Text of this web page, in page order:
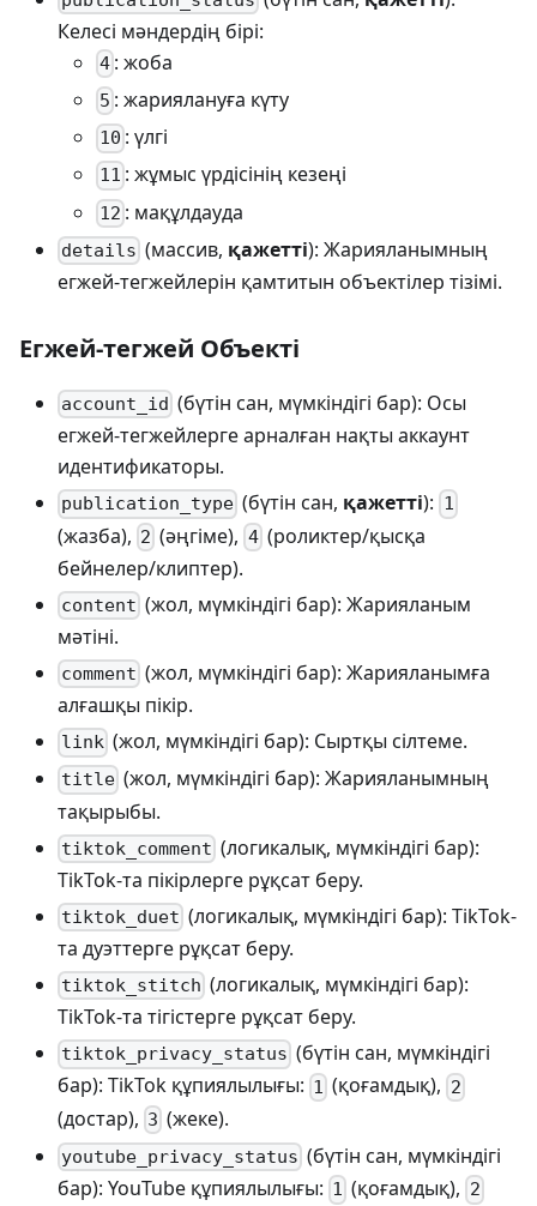
Келесі мәндердің бірі:
4 : жоба
5 : жариялануға күту
10 : үлгі
11 : жұмыс үрдісінің кезеңі
12 : мақұлдауда
details (массив, қажетті): Жарияланымның
егжей-тегжейлерін қамтитын объектілер тізімі.
Егжей-тегжей Объекті
account_id (бүтін сан, мүмкіндігі бар): Осы
егжей-тегжейлерге арналған нақты аккаунт
идентификаторы.
publication_type (бүтін сан, қажетті): 1
(жазба), 2 (әңгіме), 4(роликтер/қысқа
бейнелер/клиптер).
content (жол, мүмкіндігі бар): Жарияланым
мәтіні.
comment (жол, мүмкіндігі бар): Жарияланымға
алғашқы пікір.
link (жол, мүмкіндігі бар): Сыртқы сілтеме.
title (жол, мүмкіндігі бар): Жарияланымның
тақырыбы.
tiktok_comment (логикалық, мүмкіндігі бар):
TikTok-та пікірлерге рұқсат беру.
tiktok_duet (логикалық, мүмкіндігі бар): TikTok-
та дуэттерге рұқсат беру.
tiktok_stitch (логикалық, мүмкіндігі бар):
TikTok-та тігістерге рұқсат беру.
tiktok_privacy_status (бүтін сан, мүмкіндігі
бар): TikTok құпиялылығы: 1 (қоғамдық), 2
(достар), 3 (жеке).
youtube_privacy_status (бүтін сан, мүмкіндігі
бар): YouTube құпиялылығы: 1 (қоғамдық), 2